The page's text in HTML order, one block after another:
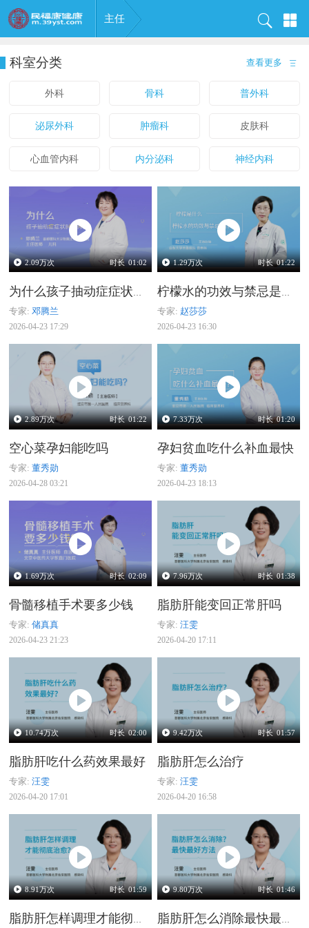
主任
查看更多
科室分类
外科 骨科 普外科
泌尿外科 肿瘤科 皮肤科
心血管内科 内分泌科 神经内科
2.09万次 时长 01:02
专家: 邓腾兰
2026-04-23 17:29
1.29万次 时长 01:22
专家: 赵莎莎
2026-04-23 16:30
2.89万次 时长 01:22
空心菜孕妇能吃吗
专家:董秀勋
2026-04-28 03:21
7.33万次 时长 01:20
孕妇贫血吃什么补血最快
专家:董秀勋
2026-04-23 18:13
1.69万次 时长 02:09
骨髓移植手术要多少钱
专家:储真真
2026-04-23 21:23
7.96万次 时长 01:38
脂肪肝能变回正常肝吗
专家:汪雯
2026-04-20 17:11
10.74万次 时长 02:00
脂肪肝吃什么药效果最好
专家:汪雯
2026-04-20 17:01
9.42万次 时长 01:57
脂肪肝怎么治疗
专家:汪雯
2026-04-20 16:58
8.91万次 时长 01:59
脂肪肝怎样调理才能彻底治愈
9.80万次 时长 01:46
脂肪肝怎么消除最快最好方法